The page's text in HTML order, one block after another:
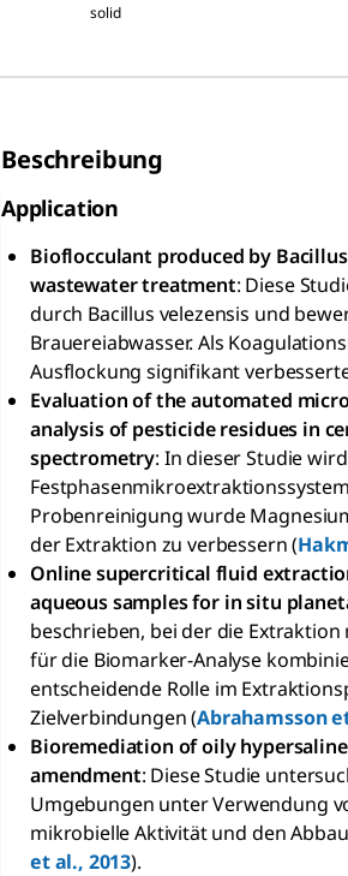
solid
Beschreibung
Application
Bioflocculant produced by
wastewater treatment: Diese
durch Bacillus velezensis und
Brauereiabwasser. Als
Ausflockung signifikant
Evaluation of the automated
analysis of pesticide residues in
spectrometry: In dieser Studie
Probenreinigung wurde
der Extraktion zu verbessern (
Online supercritical fluid
aqueous samples for in situ
beschrieben, bei der die
für die Biomarker-Analyse
entscheidende Rolle im
Zielverbindungen (Abrahamsson
Bioremediation of oily
amendment: Diese Studie
Umgebungen unter Verwendung
mikrobielle Aktivität und den
et al., 2013).